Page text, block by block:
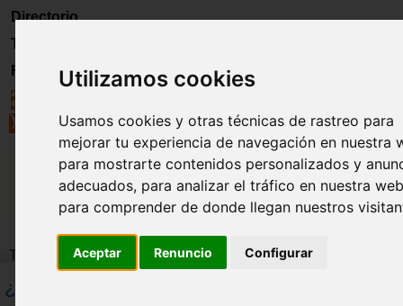
Utilizamos cookies
Usamos cookies y otras técnicas de rastreo para
mejorar tu experiencia de navegación en nuestra
para mostrarte contenidos personalizados y
adecuados, para analizar el tráfico en nuestra
para comprender de donde llegan nuestros
Aceptar Renuncio Configurar
Directorio
Trabajo
Registro
TEMA DE LA QUINCENA
¿Y si esta fuera la generación Omega?